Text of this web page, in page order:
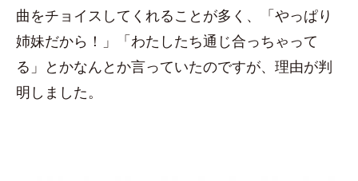
曲をチョイスしてくれることが多く、「やっぱり
姉妹だから！」「わたしたち通じ合っちゃって
る」とかなんとか言っていたのですが、理由が判
明しました。